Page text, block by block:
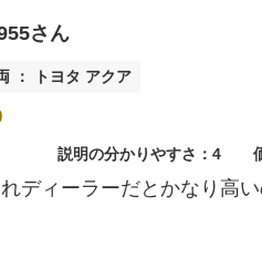
さん
： トヨタ アクア
説明の分かりやすさ：4
ディーラーだとかなり高